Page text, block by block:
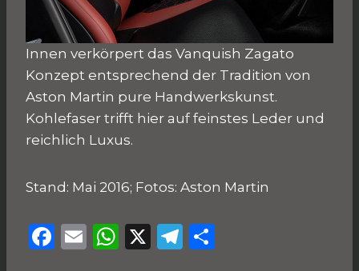
Innen verkörpert das Vanquish Zagato
Konzept entsprechend der Tradition von
Aston Martin pure Handwerkskunst.
Kohlefaser trifft hier auf feinstes Leder und
reichlich Luxus.
Stand: Mai 2016; Fotos: Aston Martin
F
E
W X
T